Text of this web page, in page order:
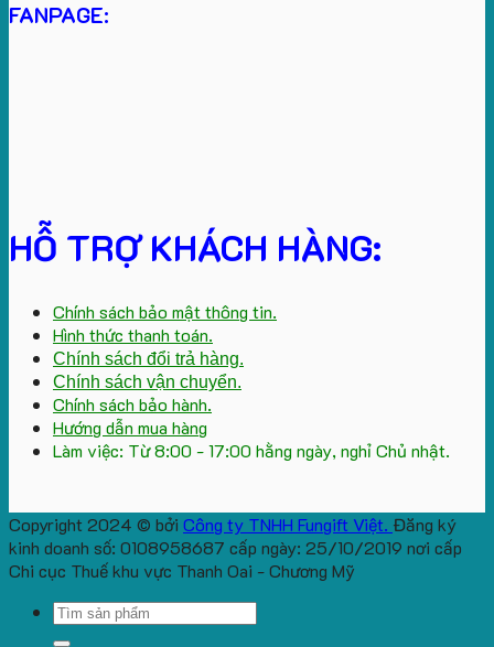
FANPAGE:
HỖ TRỢ KHÁCH HÀNG:
Chính sách bảo mật thông tin.
Hình thức thanh toán.
Chính sách đổi trả hàng.
Chính sách vận chuyển.
Chính sách bảo hành.
Hướng dẫn mua hàng
Làm việc: Từ 8:00 - 17:00 hằng ngày, nghỉ Chủ nhật.
Copyright 2024 © bởi Công ty TNHH Fungift Việt. Đăng ký
kinh doanh số: 0108958687 cấp ngày: 25/10/2019 nơi cấp
Chi cục Thuế khu vực Thanh Oai - Chương Mỹ
Search